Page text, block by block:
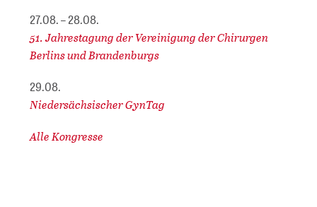
27.08. – 28.08.
51. Jahrestagung der Vereinigung der Chirurgen
Berlins und Brandenburgs
29.08.
Niedersächsischer GynTag
Alle Kongresse